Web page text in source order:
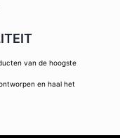
van de hoogste
en haal het